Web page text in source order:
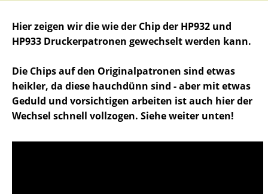
Hier zeigen wir die wie der Chip der HP932 und
HP933 Druckerpatronen gewechselt werden kann.
Die Chips auf den Originalpatronen sind etwas
heikler, da diese hauchdünn sind - aber mit etwas
Geduld und vorsichtigen arbeiten ist auch hier der
Wechsel schnell vollzogen. Siehe weiter unten!